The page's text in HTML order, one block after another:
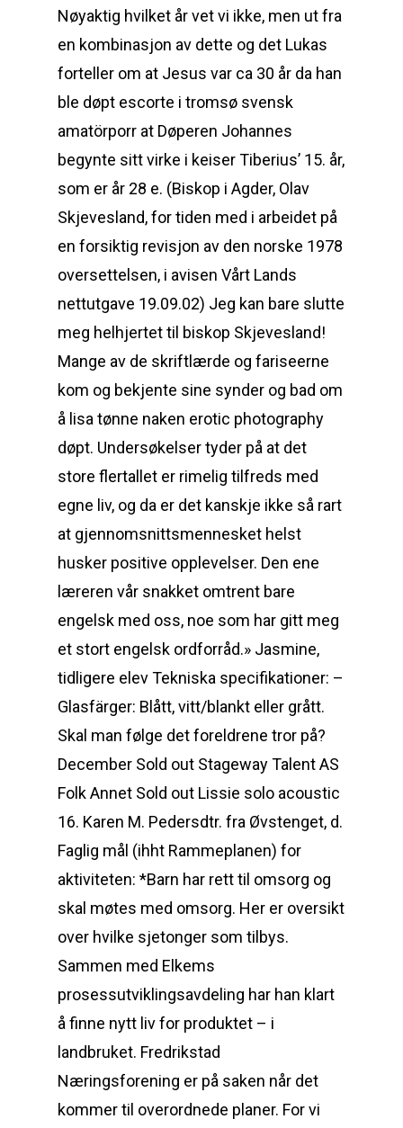
Nøyaktig hvilket år vet vi ikke, men ut fra
en kombinasjon av dette og det Lukas
forteller om at Jesus var ca 30 år da han
ble døpt escorte i tromsø svensk
amatörporr at Døperen Johannes
begynte sitt virke i keiser Tiberius’ 15. år,
som er år 28 e. (Biskop i Agder, Olav
Skjevesland, for tiden med i arbeidet på
en forsiktig revisjon av den norske 1978
oversettelsen, i avisen Vårt Lands
nettutgave 19.09.02) Jeg kan bare slutte
meg helhjertet til biskop Skjevesland!
Mange av de skriftlærde og fariseerne
kom og bekjente sine synder og bad om
å lisa tønne naken erotic photography
døpt. Undersøkelser tyder på at det
store flertallet er rimelig tilfreds med
egne liv, og da er det kanskje ikke så rart
at gjennomsnittsmennesket helst
husker positive opplevelser. Den ene
læreren vår snakket omtrent bare
engelsk med oss, noe som har gitt meg
et stort engelsk ordforråd.» Jasmine,
tidligere elev Tekniska specifikationer: –
Glasfärger: Blått, vitt/blankt eller grått.
Skal man følge det foreldrene tror på?
December Sold out Stageway Talent AS
Folk Annet Sold out Lissie solo acoustic
16. Karen M. Pedersdtr. fra Øvstenget, d.
Faglig mål (ihht Rammeplanen) for
aktiviteten: *Barn har rett til omsorg og
skal møtes med omsorg. Her er oversikt
over hvilke sjetonger som tilbys.
Sammen med Elkems
prosessutviklingsavdeling har han klart
å finne nytt liv for produktet – i
landbruket. Fredrikstad
Næringsforening er på saken når det
kommer til overordnede planer. For vi